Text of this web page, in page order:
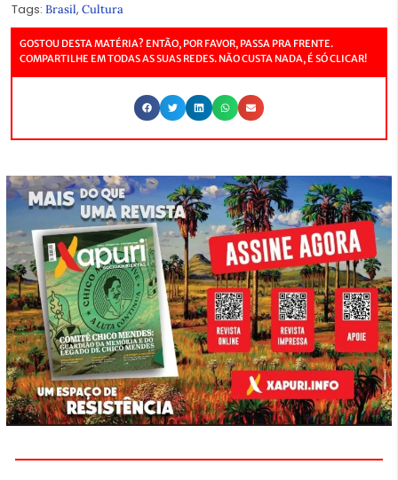
Tags: Brasil, Cultura
GOSTOU DESTA MATÉRIA? ENTÃO, POR FAVOR, PASSA PRA FRENTE.
COMPARTILHE EM TODAS AS SUAS REDES. NÃO CUSTA NADA, É SÓ CLICAR!